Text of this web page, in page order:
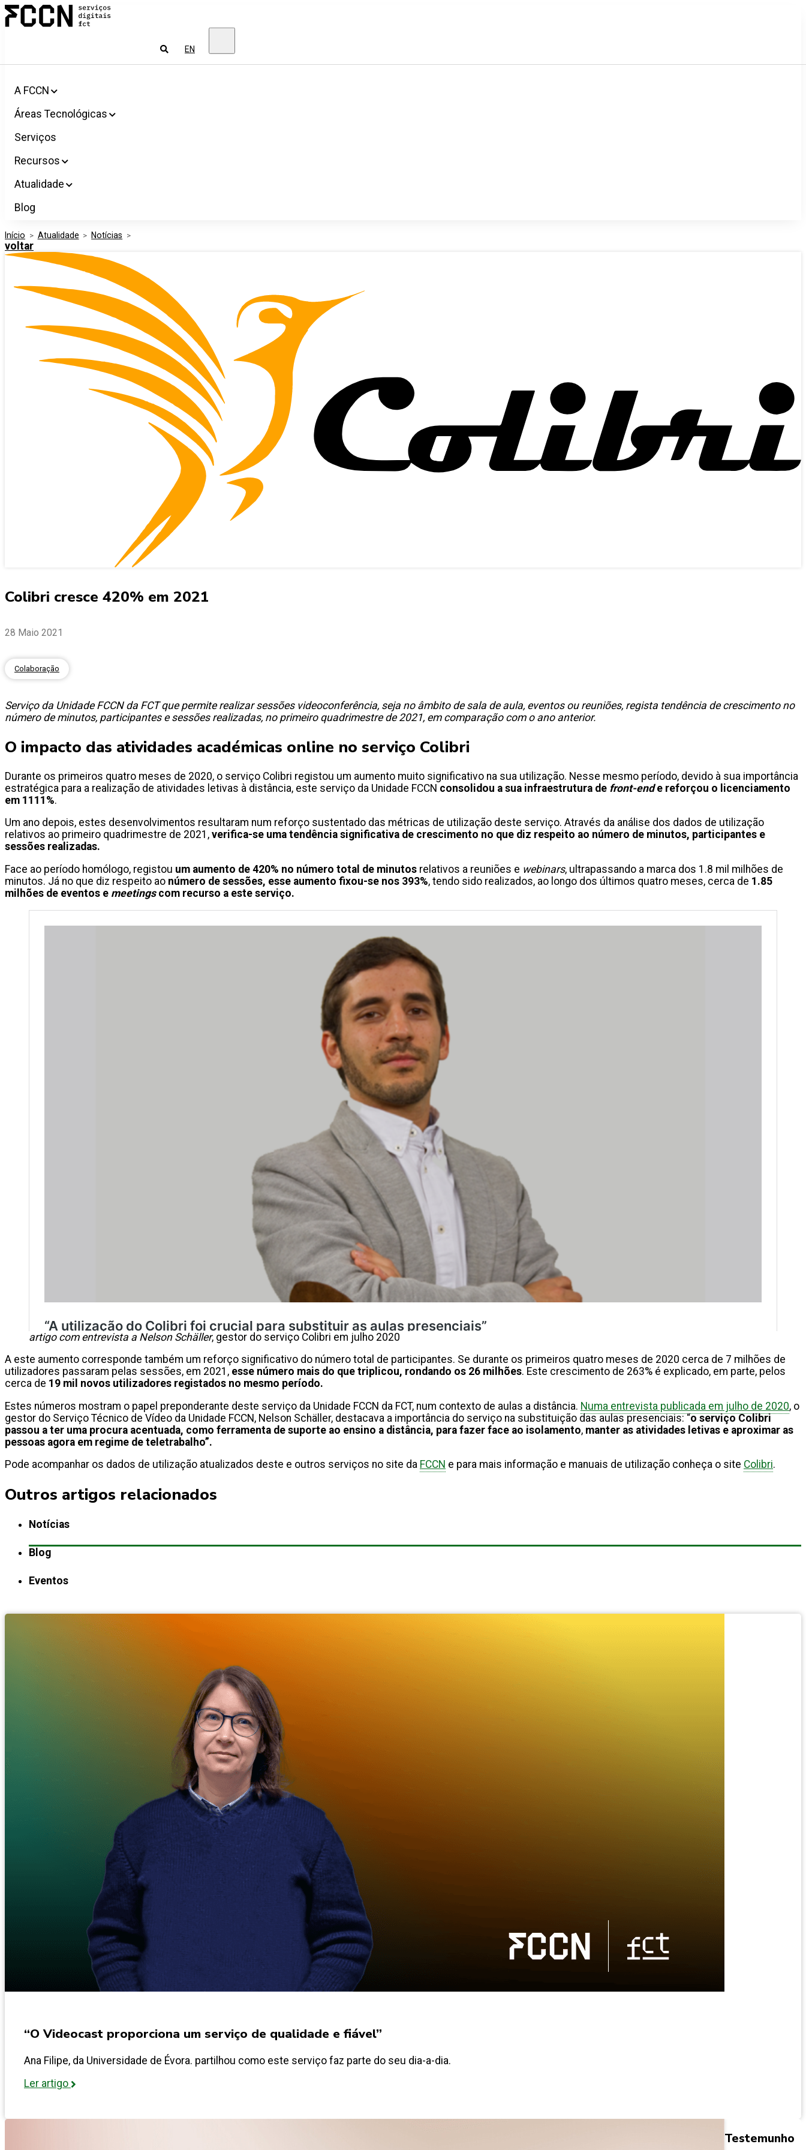
Salta
para
Pesquisar
EN
A FCCN
Áreas Tecnológicas
Serviços
Recursos
Atualidade
Blog
Início > Atualidade > Notícias >
voltar
Colibri cresce 420% em 2021
28 Maio 2021
Colaboração
Serviço da Unidade FCCN da FCT que permite realizar sessões videoconferência, seja no âmbito de sala de aula, eventos ou reuniões, regista tendência de crescimento no
número de minutos, participantes e sessões realizadas, no primeiro quadrimestre de 2021, em comparação com o ano anterior.
O impacto das atividades académicas online no serviço Colibri
Durante os primeiros quatro meses de 2020, o serviço Colibri registou um aumento muito significativo na sua utilização. Nesse mesmo período, devido à sua importância
estratégica para a realização de atividades letivas à distância, este serviço da Unidade FCCN consolidou a sua infraestrutura de front-ende reforçou o licenciamento
em 1111%.
Um ano depois, estes desenvolvimentos resultaram num reforço sustentado das métricas de utilização deste serviço. Através da análise dos dados de utilização
relativos ao primeiro quadrimestre de 2021, verifica-se uma tendência significativa de crescimento no que diz respeito ao número de minutos, participantes e
sessões realizadas.
Face ao período homólogo, registou um aumento de 420% no número total de minutos relativos a reuniões e webinars, ultrapassando a marca dos 1.8 mil milhões de
minutos. Já no que diz respeito ao número de sessões, esse aumento fixou-se nos 393%, tendo sido realizados, ao longo dos últimos quatro meses, cerca de 1.85
milhões de eventos e meetings com recurso a este serviço.
artigo com entrevista a Nelson Schäller, gestor do serviço Colibri em julho 2020
A este aumento corresponde também um reforço significativo do número total de participantes. Se durante os primeiros quatro meses de 2020 cerca de 7 milhões de
utilizadores passaram pelas sessões, em 2021, esse número mais do que triplicou, rondando os 26 milhões. Este crescimento de 263% é explicado, em parte, pelos
cerca de 19 mil novos utilizadores registados no mesmo período.
Estes números mostram o papel preponderante deste serviço da Unidade FCCN da FCT, num contexto de aulas a distância. Numa entrevista publicada em julho de 2020, o
gestor do Serviço Técnico de Vídeo da Unidade FCCN, Nelson Schäller, destacava a importância do serviço na substituição das aulas presenciais: “o serviço Colibri
passou a ter uma procura acentuada, como ferramenta de suporte ao ensino a distância, para fazer face ao isolamento, manter as atividades letivas e aproximar as
pessoas agora em regime de teletrabalho”.
Pode acompanhar os dados de utilização atualizados deste e outros serviços no site da FCCN e para mais informação e manuais de utilização conheça o site Colibri.
Outros artigos relacionados
Notícias
Blog
Eventos
“O Videocast proporciona um serviço de qualidade e fiável”
Ana Filipe, da Universidade de Évora. partilhou como este serviço faz parte do seu dia-a-dia.
Ler artigo
Testemunho